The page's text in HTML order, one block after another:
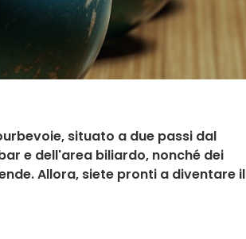
situato a due passi dal
e dell'area biliardo, nonché dei
Allora, siete pronti a diventare il